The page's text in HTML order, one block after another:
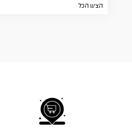
הציגו הכל